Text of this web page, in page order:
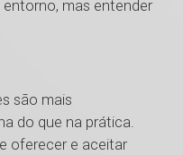
mas entender
são mais
do que na prática.
oferecer e aceitar